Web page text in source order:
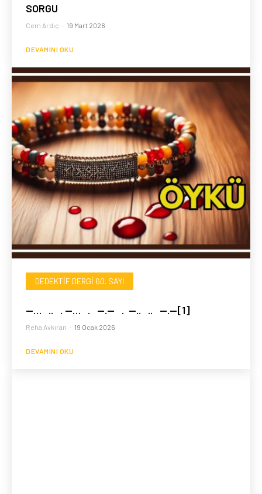
SORGU
Cem Ardıç - 19 Mart 2026
DEVAMINI OKU
DEDEKTIF DERGI 60. SAYI
—… .. . —… . —.— . —.. .. —.—[1]
Reha Avkıran - 19 Ocak 2026
DEVAMINI OKU